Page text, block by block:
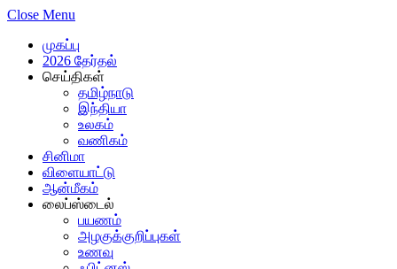
Close Menu
முகப்பு
2026 தேர்தல்
செய்திகள்
தமிழ்நாடு
இந்தியா
உலகம்
வணிகம்
சினிமா
விளையாட்டு
ஆன்மீகம்
லைப்ஸ்டைல்
பயணம்
அழகுக்குறிப்புகள்
உணவு